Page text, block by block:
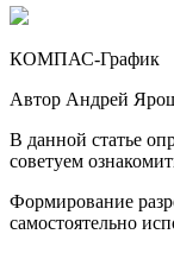
КОМПАС-График
Автор Андрей
В данной статье
советуем
Формирование
самостоятельно